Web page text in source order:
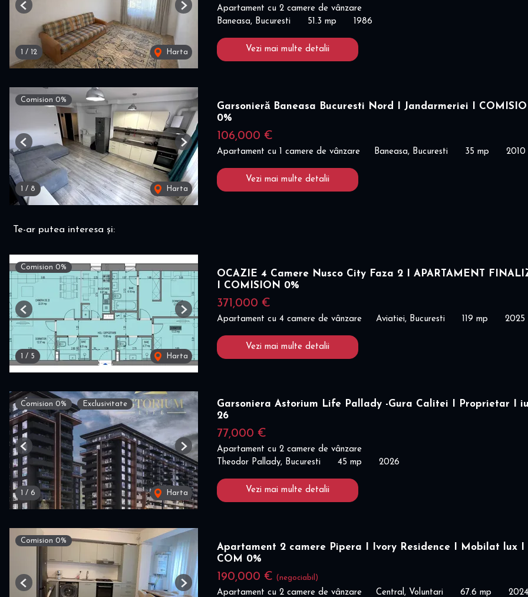
1 / 12 Harta
Previous Next
Apartament cu 2 camere de vânzare
Baneasa, Bucuresti
51.3 mp 1986
Vezi mai multe detalii
Comision 0%
1 / 8 Harta
Previous Next
Garsonieră Baneasa Bucuresti Nord I Jandarmeriei I
0%
106,000 €
Apartament cu 1 camere de vânzare Baneasa, Bucuresti 35 mp 2010
Vezi mai multe detalii
Te-ar putea interesa și:
Comision 0%
1 / 5 Harta
Previous Next
OCAZIE 4 Camere Nusco City Faza 2 I APARTAMENT
I COMISION 0%
371,000 €
Apartament cu 4 camere de vânzare Aviatiei, Bucuresti 119 mp 2025
Vezi mai multe detalii
Comision 0% Exclusivitate
1 / 6 Harta
Previous Next
Garsoniera Astorium Life Pallady -Gura Calitei I Proprietar I
26
77,000 €
Apartament cu 2 camere de vânzare
Theodor Pallady, Bucuresti
45 mp 2026
Vezi mai multe detalii
Comision 0%
Previous Next
Apartament 2 camere Pipera I Ivory Residence I Mobilat lux I
COM 0%
190,000 € (negociabil)
Apartament cu 2 camere de vânzare Central, Voluntari 67.6 mp 2024